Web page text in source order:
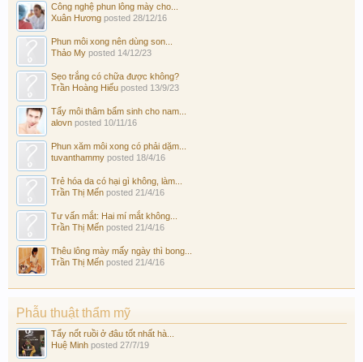
Công nghệ phun lông mày cho...
Xuân Hương posted 28/12/16
Phun môi xong nên dùng son...
Thảo My posted 14/12/23
Sẹo trắng có chữa được không?
Trần Hoàng Hiếu posted 13/9/23
Tẩy môi thâm bẩm sinh cho nam...
alovn posted 10/11/16
Phun xăm môi xong có phải dặm...
tuvanthammy posted 18/4/16
Trẻ hóa da có hại gì không, làm...
Trần Thị Mến posted 21/4/16
Tư vấn mắt: Hai mí mắt không...
Trần Thị Mến posted 21/4/16
Thêu lông mày mấy ngày thì bong...
Trần Thị Mến posted 21/4/16
Phẫu thuật thẩm mỹ
Tẩy nốt ruồi ở đâu tốt nhất hà...
Huệ Minh posted 27/7/19